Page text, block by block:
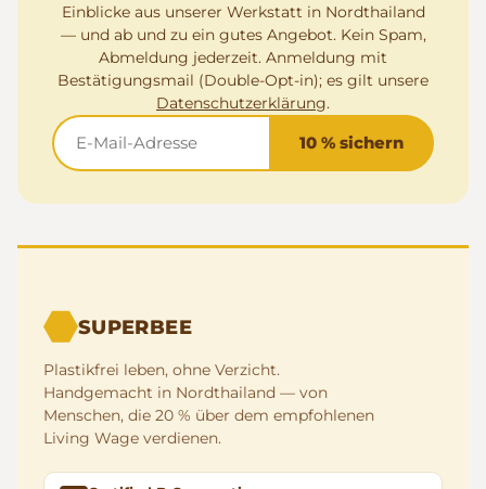
Einblicke aus unserer Werkstatt in Nordthailand
— und ab und zu ein gutes Angebot. Kein Spam,
Abmeldung jederzeit. Anmeldung mit
Bestätigungsmail (Double-Opt-in); es gilt unsere
Datenschutzerklärung.
10 % sichern
SUPERBEE
Plastikfrei leben, ohne Verzicht.
Handgemacht in Nordthailand — von
Menschen, die 20 % über dem empfohlenen
Living Wage verdienen.